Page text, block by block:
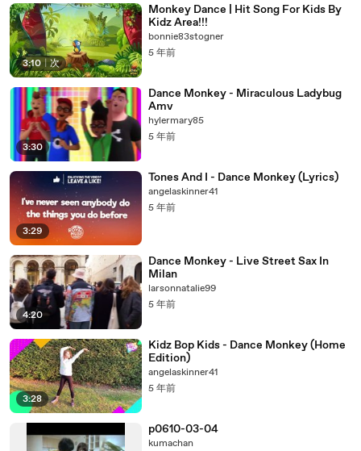
3:10 | 次
Monkey Dance | Hit Song For Kids By
Kidz Area!!!
bonnie83stogner
5 年前
3:30
Dance Monkey - Miraculous Ladybug
Amv
hylermary85
5 年前
3:29
Tones And I - Dance Monkey (Lyrics)
angelaskinner41
5 年前
4:20
Dance Monkey - Live Street Sax In
Milan
larsonnatalie99
5 年前
3:28
Kidz Bop Kids - Dance Monkey (Home
Edition)
angelaskinner41
5 年前
p0610-03-04
kumachan